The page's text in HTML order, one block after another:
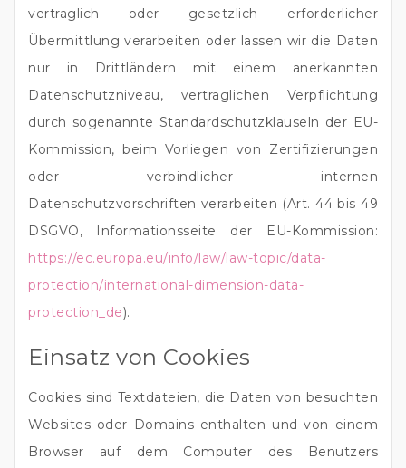
vertraglich oder gesetzlich erforderlicher
Übermittlung verarbeiten oder lassen wir die Daten
nur in Drittländern mit einem anerkannten
Datenschutzniveau, vertraglichen Verpflichtung
durch sogenannte Standardschutzklauseln der EU-
Kommission, beim Vorliegen von Zertifizierungen
oder verbindlicher internen
Datenschutzvorschriften verarbeiten (Art. 44 bis 49
DSGVO, Informationsseite der EU-Kommission:
https://ec.europa.eu/info/law/law-topic/data-
protection/international-dimension-data-
protection_de).
Einsatz von Cookies
Cookies sind Textdateien, die Daten von besuchten
Websites oder Domains enthalten und von einem
Browser auf dem Computer des Benutzers